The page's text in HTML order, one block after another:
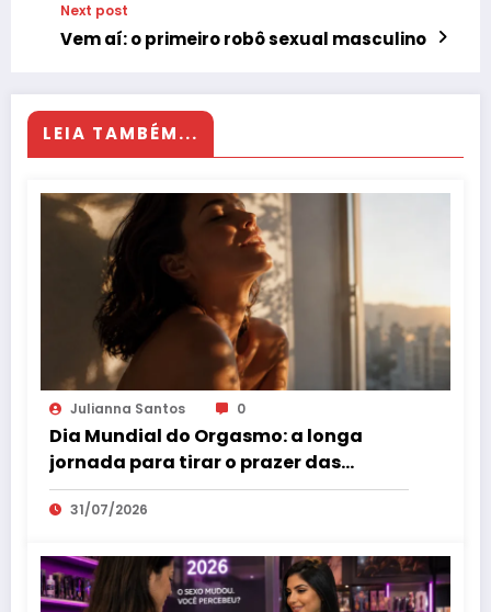
Next post
Vem aí: o primeiro robô sexual masculino
LEIA TAMBÉM...
Julianna Santos 0
Dia Mundial do Orgasmo: a longa
jornada para tirar o prazer das
sombras
31/07/2026